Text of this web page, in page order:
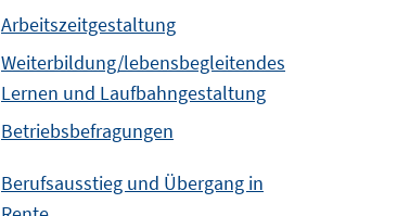
Arbeitszeitgestaltung
Weiterbildung/lebensbegleitendes
Lernen und Laufbahngestaltung
Betriebsbefragungen
Berufsausstieg und Übergang in